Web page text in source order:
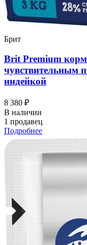
Брит
Brit Premium корм
чувствительным
индейкой
8 380 ₽
В наличии
1 продавец
Подробнее